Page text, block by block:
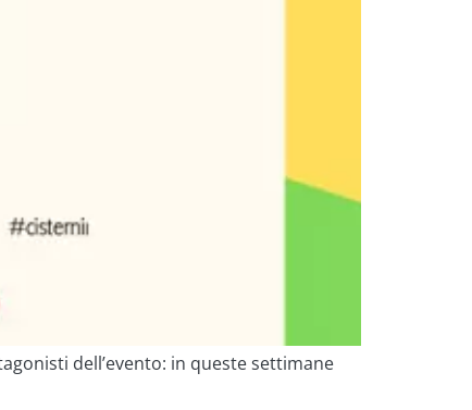
dell’evento: in queste settimane